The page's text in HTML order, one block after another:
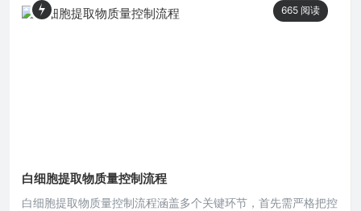
物。本文目录导读： 案例背景样本采集阶段白细胞分离环节提
665 阅读
白细胞提取物质量控制流程
白细胞提取物质量控制流程涵盖多个关键环节，首先需严格把控